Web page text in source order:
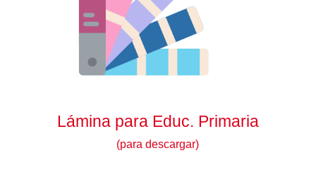
Lámina para Educ. Primaria
(para descargar)